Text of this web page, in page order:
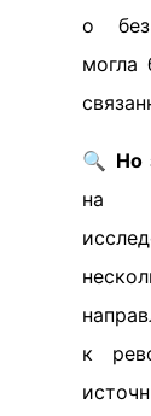
о
могла
🔍 Но
на
к